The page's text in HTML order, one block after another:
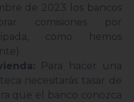
de 2023 los bancos
comisiones por
como hemos
Para hacer una
necesitarás tasar de
que el banco conozca